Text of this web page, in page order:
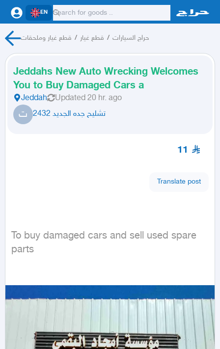
EN
قطع غيار وملحقات / قطع غيار / حراج السيارات
Jeddahs New Auto Wrecking Welcomes
You to Buy Damaged Cars a
Jeddah Updated 20 hr. ago
ت تشليح جده الجديد 2432
11
Translate post
To buy damaged cars and sell used spare
parts